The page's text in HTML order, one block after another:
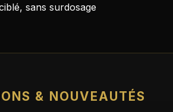
sans surdosage
& NOUVEAUTÉS